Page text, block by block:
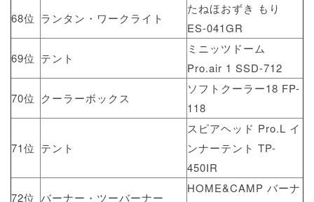
68位 ランタン・ワークライト
たねほおずき もり
ES-041GR
69位 テント
ミニッツドーム
Pro.air 1 SSD-712
70位 クーラーボックス
ソフトクーラー18 FP-
118
71位 テント
スピアヘッド Pro.L イ
ンナーテント TP-
450IR
72位 バーナー・ツーバーナー
HOME&CAMP バーナ